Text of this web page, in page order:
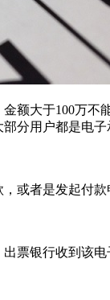
大于100万不
分用户都是电子
者是发起付款
票银行收到该电